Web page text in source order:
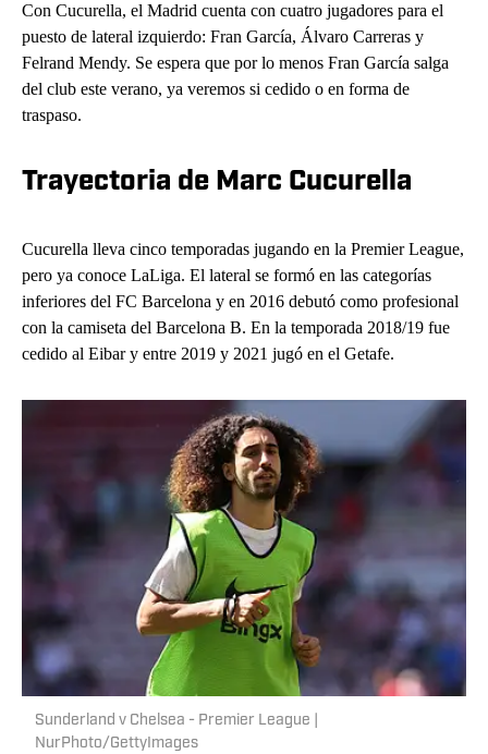
Con Cucurella, el Madrid cuenta con cuatro jugadores para el
puesto de lateral izquierdo: Fran García, Álvaro Carreras y
Felrand Mendy. Se espera que por lo menos Fran García salga
del club este verano, ya veremos si cedido o en forma de
traspaso.
Trayectoria de Marc Cucurella
Cucurella lleva cinco temporadas jugando en la Premier League,
pero ya conoce LaLiga. El lateral se formó en las categorías
inferiores del FC Barcelona y en 2016 debutó como profesional
con la camiseta del Barcelona B. En la temporada 2018/19 fue
cedido al Eibar y entre 2019 y 2021 jugó en el Getafe.
Sunderland v Chelsea - Premier League |
NurPhoto/GettyImages